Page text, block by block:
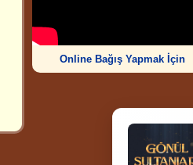
Online Bağış Yapmak İçin
Ziyaretçi Sayısı
252.006.565